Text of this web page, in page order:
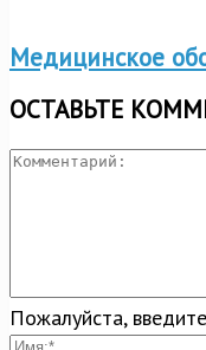
Медицинское
ОСТАВЬТЕ
Пожалуйста,